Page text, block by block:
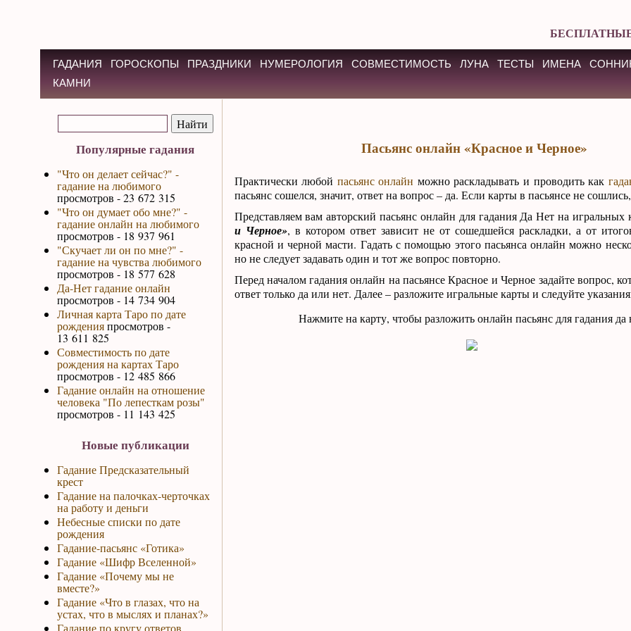
ГАДАНИЯ ГОРОСКОПЫ ПРАЗДНИКИ НУМЕРОЛОГИЯ СОВМЕСТИМОСТЬ ЛУНА ТЕСТЫ ИМЕНА
КАМНИ
Популярные гадания
"Что он делает сейчас?" -
гадание на любимого
просмотров - 23 672 315
"Что он думает обо мне?" -
гадание онлайн на любимого
просмотров - 18 937 961
"Скучает ли он по мне?" -
гадание на чувства любимого
просмотров - 18 577 628
Да-Нет гадание онлайн
просмотров - 14 734 904
Личная карта Таро по дате
рожденияпросмотров -
13 611 825
Совместимость по дате
рождения на картах Таро
просмотров - 12 485 866
Гадание онлайн на отношение
человека "По лепесткам розы"
просмотров - 11 143 425
Новые публикации
Гадание Предсказательный
крест
Гадание на палочках-черточках
на работу и деньги
Небесные списки по дате
рождения
Гадание-пасьянс «Готика»
Гадание «Шифр Вселенной»
Гадание «Почему мы не
вместе?»
Гадание «Что в глазах, что на
устах, что в мыслях и планах?»
Гадание по кругу ответов
Пасьянс онлайн «Красное и Черное»
Практически любой пасьянс онлайн можно раскладывать и проводить как
пасьянс сошелся, значит, ответ на вопрос – да. Если карты в пасьянсе не
Представляем вам авторский пасьянс онлайн для гадания Да Нет на игральных
и Черное», в котором ответ зависит не от сошедшейся раскладки, а от
красной и черной масти. Гадать с помощью этого пасьянса онлайн можно
но не следует задавать один и тот же вопрос повторно.
Перед началом гадания онлайн на пасьянсе Красное и Черное задайте вопрос,
ответ только да или нет. Далее – разложите игральные карты и следуйте
Нажмите на карту, чтобы разложить онлайн пасьянс для гадания да